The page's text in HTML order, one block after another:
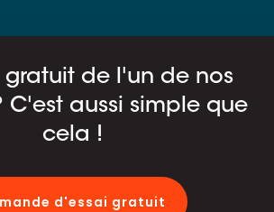
gratuit de l'un de nos
C'est aussi simple que
cela !
d'essai gratuit